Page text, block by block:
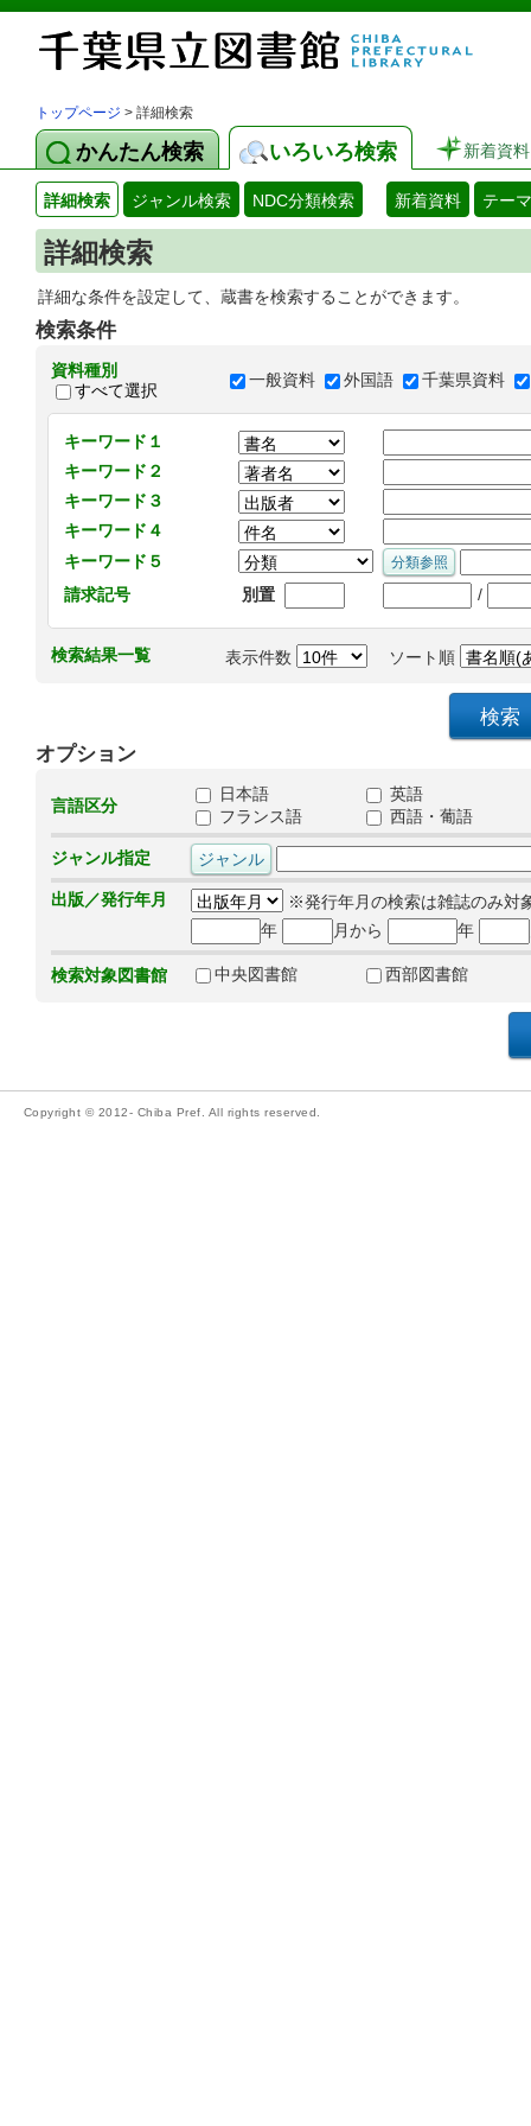
トップページ > 詳細検索
かんたん検索 いろいろ検索 新着資料
詳細検索 ジャンル検索 NDC分類検索 新着資料 テー
詳細検索
詳細な条件を設定して、蔵書を検索することができます。
検索条件
資料種別
すべて選択
一般資料 外国語 千葉県資料
キーワード１
キーワード２
キーワード３
キーワード４
キーワード５
請求記号
別置 /
検索結果一覧 表示件数 ソート順
オプション
言語区分
日本語
英語
フランス語
西語・葡語
ジャンル指定
出版／発行年月
※発行年月の検索は雑誌のみ対
年
月から 年
検索対象図書館 中央図書館 西部図書館
Copyright © 2012- Chiba Pref. All rights reserved.